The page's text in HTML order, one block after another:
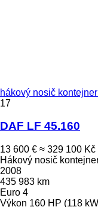
hákový nosič
17
DAF LF 45.160
13 600 € ≈ 329 100 Kč
Hákový nosič
2008
435 983 km
Euro 4
Výkon 160 HP (118